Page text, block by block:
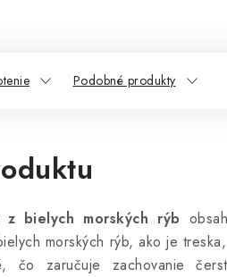
Podobné produkty
z bielych morských rýb
morských rýb, ako je
čo zaručuje zachovanie